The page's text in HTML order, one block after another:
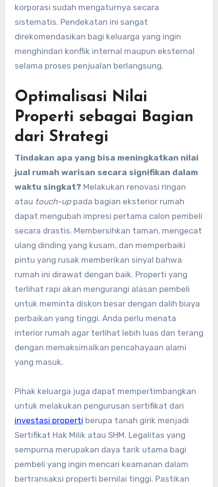
korporasi sudah mengaturnya secara
sistematis. Pendekatan ini sangat
direkomendasikan bagi keluarga yang ingin
menghindari konflik internal maupun eksternal
selama proses penjualan berlangsung.
Optimalisasi Nilai
Properti sebagai Bagian
dari Strategi
Tindakan apa yang bisa meningkatkan nilai
jual rumah warisan secara signifikan dalam
waktu singkat? Melakukan renovasi ringan
atau touch-uppada bagian eksterior rumah
dapat mengubah impresi pertama calon pembeli
secara drastis. Membersihkan taman, mengecat
ulang dinding yang kusam, dan memperbaiki
pintu yang rusak memberikan sinyal bahwa
rumah ini dirawat dengan baik. Properti yang
terlihat rapi akan mengurangi alasan pembeli
untuk meminta diskon besar dengan dalih biaya
perbaikan yang tinggi. Anda perlu menata
interior rumah agar terlihat lebih luas dan terang
dengan memaksimalkan pencahayaan alami
yang masuk.
Pihak keluarga juga dapat mempertimbangkan
untuk melakukan pengurusan sertifikat dari
investasi properti berupa tanah girik menjadi
Sertifikat Hak Milik atau SHM. Legalitas yang
sempurna merupakan daya tarik utama bagi
pembeli yang ingin mencari keamanan dalam
bertransaksi properti bernilai tinggi. Pastikan